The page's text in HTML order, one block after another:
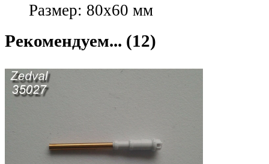
Размер: 80х60 мм
Рекомендуем... (12)